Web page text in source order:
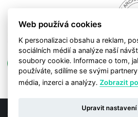
© Copyright 2020. Grafický a obsahový
Web používá cookies
K personalizaci obsahu a reklam,
sociálních médií a analýze naší
soubory cookie. Informace o tom,
používáte, sdílíme se svými
média, inzerci a analýzy.Zobrazit
Upravit nastavení